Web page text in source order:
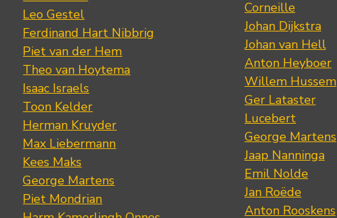
Leo Gestel
Ferdinand Hart Nibbrig
Piet van der Hem
Theo van Hoytema
Isaac Israels
Toon Kelder
Herman Kruyder
Max Liebermann
Kees Maks
George Martens
Piet Mondrian
Corneille
Johan Dijkstra
Johan van Hell
Anton Heyboer
Willem Hussem
Ger Lataster
Lucebert
George Martens
Jaap Nanninga
Emil Nolde
Jan Roëde
Anton Rooskens